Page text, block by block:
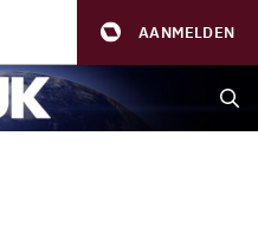
AANMELDEN